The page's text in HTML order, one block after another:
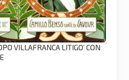
VILLAFRANCA LITIGO’ CON